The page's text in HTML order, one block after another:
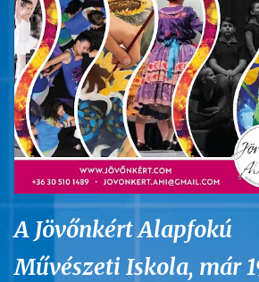
A Jövőnkért Alapfokú
Művészeti Iskola, már